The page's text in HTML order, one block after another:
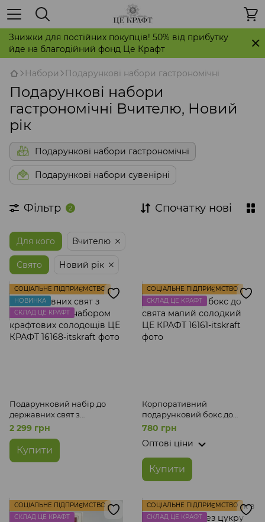
Знижки для постійних покупців! 50% від прибутку
йде на благодійний фонд Це Крафт
Набори Подарункові набори гастрономічні
Подарункові набори
гастрономічні Вчителю, Новий
рік
Подарункові набори гастрономічні
Подарункові набори сувенірні
Фільтр 2 Спочатку нові
Для кого Вчителю
Свято Новий рік
СОЦІАЛЬНЕ ПІДПРИЄМСТВО
НОВИНКА
СКЛАД ЦЕ КРАФТ
Подарунковий набір до
державних свят з
патріотичним набором
крафтових солодощів ЦЕ
КРАФТ
2 299 грн
Купити
СОЦІАЛЬНЕ ПІДПРИЄМСТВО
СКЛАД ЦЕ КРАФТ
Корпоративний
подарунковий бокс до
свята малий солодкий ЦЕ
КРАФТ
780 грн
Оптові ціни
Купити
СОЦІАЛЬНЕ ПІДПРИЄМСТВО
СКЛАД ЦЕ КРАФТ
СОЦІАЛЬНЕ ПІДПРИЄМСТВО
СКЛАД ЦЕ КРАФТ